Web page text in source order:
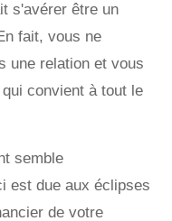
s'avérer être un
fait, vous ne
une relation et vous
convient à tout le
semble
est due aux éclipses
de votre